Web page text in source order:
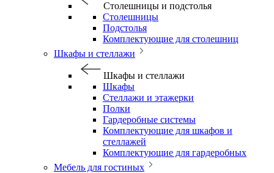
Столешницы и подстолья
Столешницы
Подстолья
Комплектующие для столешниц
Шкафы и стеллажи
Шкафы и стеллажи
Шкафы
Стеллажи и этажерки
Полки
Гардеробные системы
Комплектующие для шкафов и
стеллажей
Комплектующие для гардеробных
Мебель для гостиных